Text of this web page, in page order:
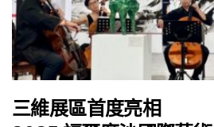
三維展區首度亮相